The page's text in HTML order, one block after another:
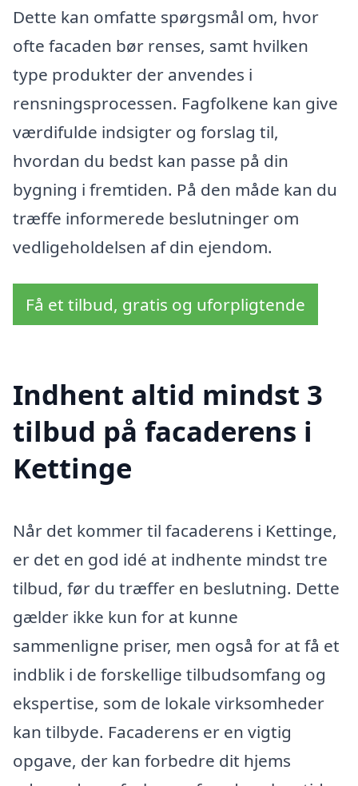
Dette kan omfatte spørgsmål om, hvor
ofte facaden bør renses, samt hvilken
type produkter der anvendes i
rensningsprocessen. Fagfolkene kan give
værdifulde indsigter og forslag til,
hvordan du bedst kan passe på din
bygning i fremtiden. På den måde kan du
træffe informerede beslutninger om
vedligeholdelsen af din ejendom.
Få et tilbud, gratis og uforpligtende
Indhent altid mindst 3
tilbud på facaderens i
Kettinge
Når det kommer til facaderens i Kettinge,
er det en god idé at indhente mindst tre
tilbud, før du træffer en beslutning. Dette
gælder ikke kun for at kunne
sammenligne priser, men også for at få et
indblik i de forskellige tilbudsomfang og
ekspertise, som de lokale virksomheder
kan tilbyde. Facaderens er en vigtig
opgave, der kan forbedre dit hjems